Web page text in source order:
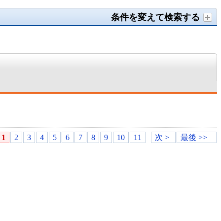
条件を変えて検索する
1 2 3 4 5 6 7 8 9 10 11 次 > 最後 >>